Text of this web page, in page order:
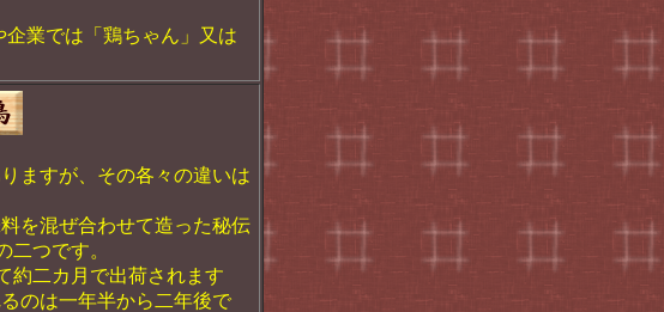
業では「鶏ちゃん」又は
ますが、その各々の違いは
を混ぜ合わせて造った秘伝
つです。
約二カ月で出荷されます
のは一年半から二年後で